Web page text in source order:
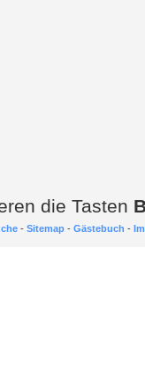
die Tasten
- Sitemap - Gästebuch -